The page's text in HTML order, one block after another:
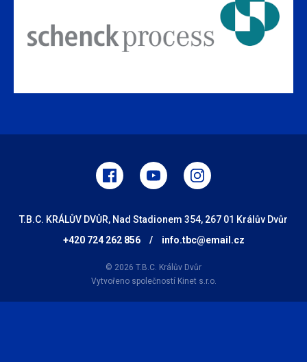
T.B.C. KRÁLŮV DVŮR, Nad Stadionem 354, 267 01 Králův Dvůr
+420 724 262 856
/ info.tbc@email.cz
© 2026 T.B.C. Králův Dvůr
Vytvořeno společností Kinet s.r.o.